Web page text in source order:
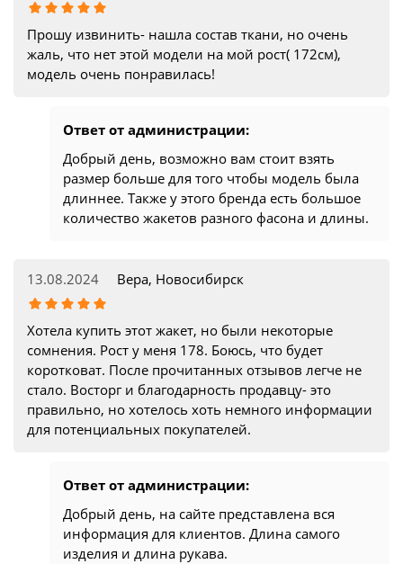
Прошу извинить- нашла состав ткани, но очень
жаль, что нет этой модели на мой рост( 172см),
модель очень понравилась!
Ответ от администрации:
Добрый день, возможно вам стоит взять
размер больше для того чтобы модель была
длиннее. Также у этого бренда есть большое
количество жакетов разного фасона и длины.
13.08.2024 Вера, Новосибирск
Хотела купить этот жакет, но были некоторые
сомнения. Рост у меня 178. Боюсь, что будет
коротковат. После прочитанных отзывов легче не
стало. Восторг и благодарность продавцу- это
правильно, но хотелось хоть немного информации
для потенциальных покупателей.
Ответ от администрации:
Добрый день, на сайте представлена вся
информация для клиентов. Длина самого
изделия и длина рукава.